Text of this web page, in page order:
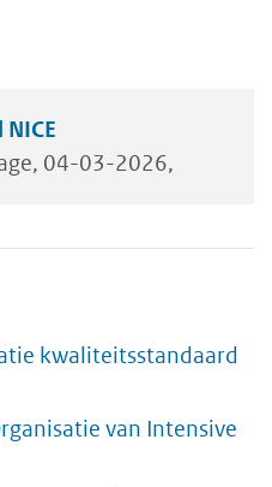
04-03-2026
kwaliteitsstandaard
van Intensive